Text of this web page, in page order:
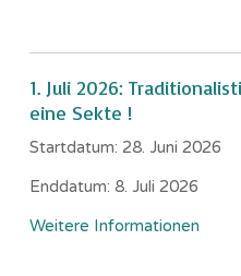
1. Juli 2026:
eine Sekte !
Startdatum: 28. Juni 2026
Enddatum: 8. Juli 2026
Weitere Informationen